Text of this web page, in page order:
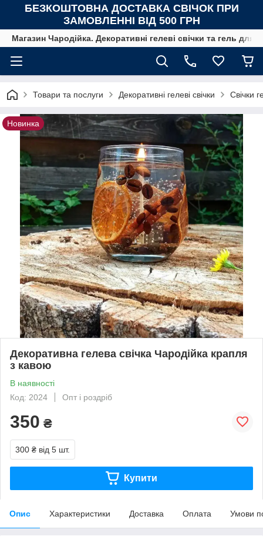
БЕЗКОШТОВНА ДОСТАВКА СВІЧОК ПРИ
ЗАМОВЛЕННІ ВІД 500 ГРН
Магазин Чародійка. Декоративні гелеві свічки та гель для
Товари та послуги Декоративні гелеві свічки Свічки
Новинка
Декоративна гелева свічка Чародійка крапля
з кавою
В наявності
Код: 2024
Опт і роздріб
350 ₴
300 ₴ від 5 шт.
Купити
Опис Характеристики Доставка Оплата Умови